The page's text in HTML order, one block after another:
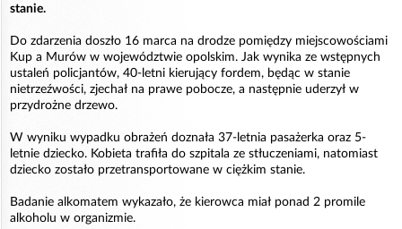
stanie.
Do zdarzenia doszło 16 marca na drodze pomiędzy miejscowościami
Kup a Murów w województwie opolskim. Jak wynika ze wstępnych
ustaleń policjantów, 40-letni kierujący fordem, będąc w stanie
nietrzeźwości, zjechał na prawe pobocze, a następnie uderzył w
przydrożne drzewo.
W wyniku wypadku obrażeń doznała 37-letnia pasażerka oraz 5-
letnie dziecko. Kobieta trafiła do szpitala ze stłuczeniami, natomiast
dziecko zostało przetransportowane w ciężkim stanie.
Badanie alkomatem wykazało, że kierowca miał ponad 2 promile
alkoholu w organizmie.